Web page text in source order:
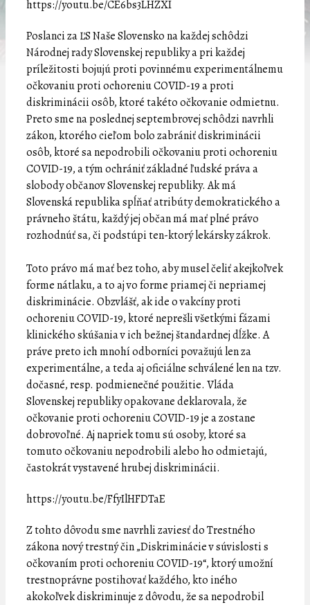
https://youtu.be/CE6bs3LHZXI
Poslanci za ĽS Naše Slovensko na každej schôdzi
Národnej rady Slovenskej republiky a pri každej
príležitosti bojujú proti povinnému experimentálnemu
očkovaniu proti ochoreniu COVID-19 a proti
diskriminácii osôb, ktoré takéto očkovanie odmietnu.
Preto sme na poslednej septembrovej schôdzi navrhli
zákon, ktorého cieľom bolo zabrániť diskriminácii
osôb, ktoré sa nepodrobili očkovaniu proti ochoreniu
COVID-19, a tým ochrániť základné ľudské práva a
slobody občanov Slovenskej republiky. Ak má
Slovenská republika spĺňať atribúty demokratického a
právneho štátu, každý jej občan má mať plné právo
rozhodnúť sa, či podstúpi ten-ktorý lekársky zákrok.
Toto právo má mať bez toho, aby musel čeliť akejkoľvek
forme nátlaku, a to aj vo forme priamej či nepriamej
diskriminácie. Obzvlášť, ak ide o vakcíny proti
ochoreniu COVID-19, ktoré neprešli všetkými fázami
klinického skúšania v ich bežnej štandardnej dĺžke. A
práve preto ich mnohí odborníci považujú len za
experimentálne, a teda aj oficiálne schválené len na tzv.
dočasné, resp. podmienečné použitie. Vláda
Slovenskej republiky opakovane deklarovala, že
očkovanie proti ochoreniu COVID-19 je a zostane
dobrovoľné. Aj napriek tomu sú osoby, ktoré sa
tomuto očkovaniu nepodrobili alebo ho odmietajú,
častokrát vystavené hrubej diskriminácii.
https://youtu.be/FfyIlHFDTaE
Z tohto dôvodu sme navrhli zaviesť do Trestného
zákona nový trestný čin „Diskriminácie v súvislosti s
očkovaním proti ochoreniu COVID-19“, ktorý umožní
trestnoprávne postihovať každého, kto iného
akokoľvek diskriminuje z dôvodu, že sa nepodrobil